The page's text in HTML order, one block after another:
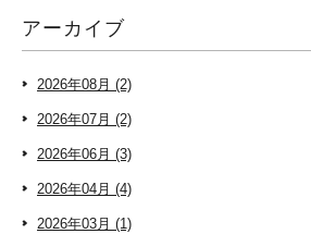
アーカイブ
2026年08月 (2)
2026年07月 (2)
2026年06月 (3)
2026年04月 (4)
2026年03月 (1)